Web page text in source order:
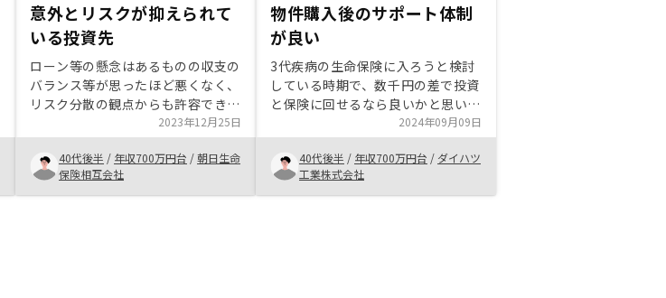
意外とリスクが抑えられて
いる投資先
ローン等の懸念はあるものの収支の
バランス等が思ったほど悪くなく、
リスク分散の観点からも許容できる
ものだったから。 また、職業によ
る信用力を最大限活用できることも
不動産投資をやってみたいと考える
キッカケとなった。他社物件の情報
共有（確定申告サポート）など
2023年12月25日
40代後半 / 年収700万円台 /朝日生命
保険相互会社
物件購入後のサポート体制
が良い
3代疾病の生命保険に入ろうと検討
している時期で、数千円の差で投資
と保険に回せるなら良いかと思い問
い合わせました。最初は銀行でロー
ンを組んで始める事に抵抗感はあり
ましたが、担当者の話しをしっかり
と聞くと、あまりリスクの無い投資
だと判断して購入する事にしまし
2024年09月09日
40代後半 / 年収700万円台 / ダイハツ
工業株式会社